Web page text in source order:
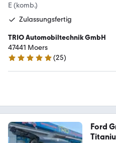
E (komb.)
Zulassungsfertig
TRIO Automobiltechnik GmbH
47441 Moers
4.9 Sterne
(25)
Ford